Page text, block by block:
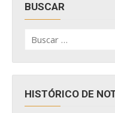
BUSCAR
por:
HISTÓRICO DE